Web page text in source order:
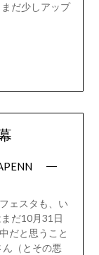
だ少しアップ
ェスタも、い
だ10月31日
だと思うこと
（とその悪